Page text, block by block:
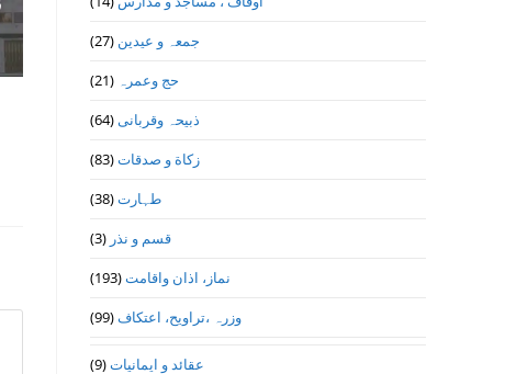
جمعہ و عیدین (27)
حج وعمرہ (21)
ذبیحہ وقربانی(64)
زکاة و صدقات(83)
طہارت(38)
قسم و نذر (3)
نماز، اذان واقامت(193)
وزرہ ،تراويح، اعتكاف(99)
عقائد و ایمانیات(9)